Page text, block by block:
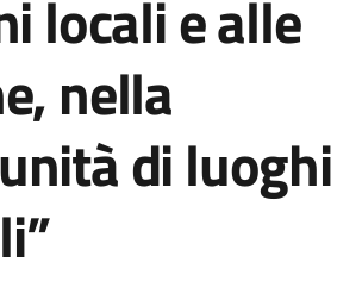
locali e alle
nella
di luoghi